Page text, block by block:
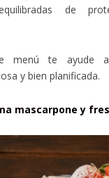
de
menú te ayude
y bien planificada.
mascarpone y